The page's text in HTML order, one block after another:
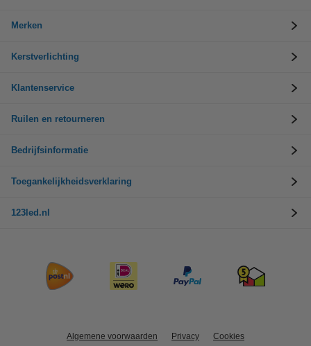
Merken
Kerstverlichting
Klantenservice
Ruilen en retourneren
Bedrijfsinformatie
Toegankelijkheidsverklaring
123led.nl
Algemene voorwaarden Privacy Cookies